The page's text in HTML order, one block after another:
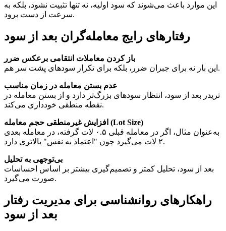
این موارد باعث می‌شوند که سود اولیه، نه تنها تثبیت نشود، بلکه به
سرعت از دست برود.
رفتارهای رایج معامله‌گران بعد از سود
باز کردن معاملات انتقامی برعکس ضرر
این بار نه برای جبران ضرر، بلکه برای تکرار سودهای پشت سر هم.
عدم بستن معامله در زمان مناسب
تریدر بعد از سود، انتظار سودهای بزرگ‌تر دارد و از بستن معامله در
نقطه منطقی خودداری می‌کند.
افزایش غیرمنطقی حجم معامله (Lot Size)
به‌عنوان مثال، اگر در معامله قبلی ۰.۵ لات گرفته، در معامله بعدی
۲ لات می‌گیرد چون "اعتماد به نفس" بالاتری دارد.
بی‌توجهی به تحلیل
بعد از سود، تحلیل کمتر و تصمیم‌گیری بیشتر بر اساس احساسات
صورت می‌گیرد.
راهکارهای روانشناسی برای مدیریت رفتار
بعد از سود